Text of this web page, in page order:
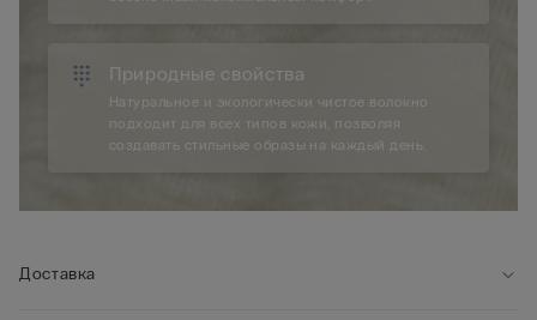
Природные свойства
Натуральное и экологически чистое волокно
подходит для всех типов кожи, позволяя
создавать стильные образы на каждый день.
Доставка